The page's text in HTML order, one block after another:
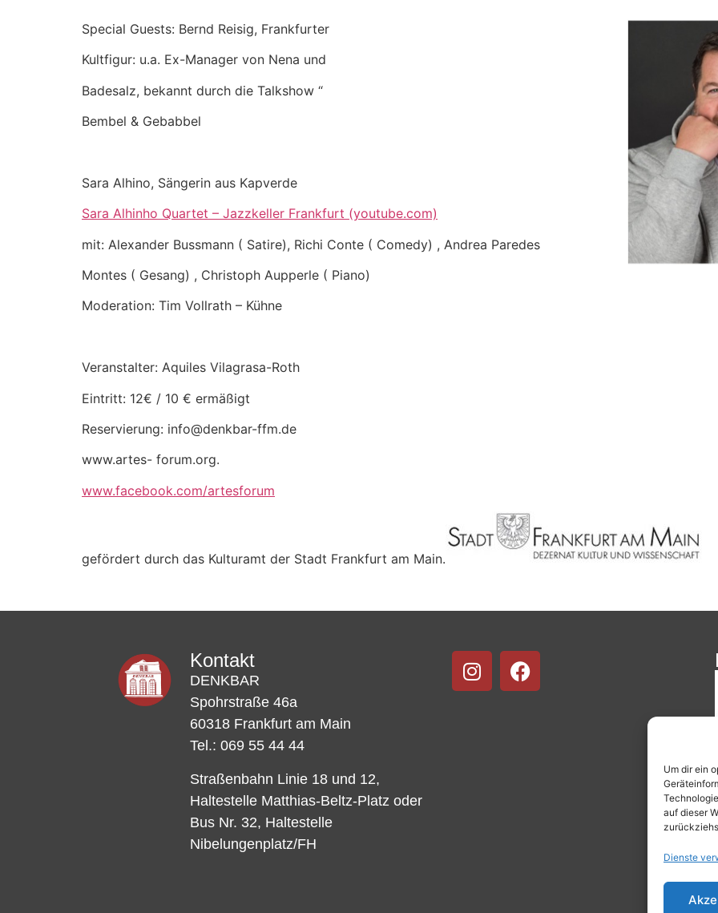
Um dir ein
auf dieser
Dienste
Special Guests: Bernd Reisig, Frankfurter
Kultfigur: u.a. Ex-Manager von Nena und
Badesalz, bekannt durch die Talkshow “
Bembel & Gebabbel
Sara Alhino, Sängerin aus Kapverde
Sara Alhinho Quartet – Jazzkeller Frankfurt (youtube.com)
mit: Alexander Bussmann ( Satire), Richi Conte ( Comedy) , Andrea Paredes
Montes ( Gesang) , Christoph Aupperle ( Piano)
Moderation: Tim Vollrath – Kühne
Veranstalter: Aquiles Vilagrasa-Roth
Eintritt: 12€ / 10 € ermäßigt
Reservierung: info@denkbar-ffm.de
www.artes- forum.org.
www.facebook.com/artesforum
gefördert durch das Kulturamt der Stadt Frankfurt am Main.
Kontakt
DENKBAR
Spohrstraße 46a
60318 Frankfurt am Main
Tel.: 069 55 44 44
Straßenbahn Linie 18 und 12,
Haltestelle Matthias-Beltz-Platz oder
Bus Nr. 32, Haltestelle
Nibelungenplatz/FH